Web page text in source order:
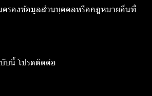
ครองข้อมูลส่วนบุคคลหรือกฎหมายอื่นที่
บนี้ โปรดติดต่อ